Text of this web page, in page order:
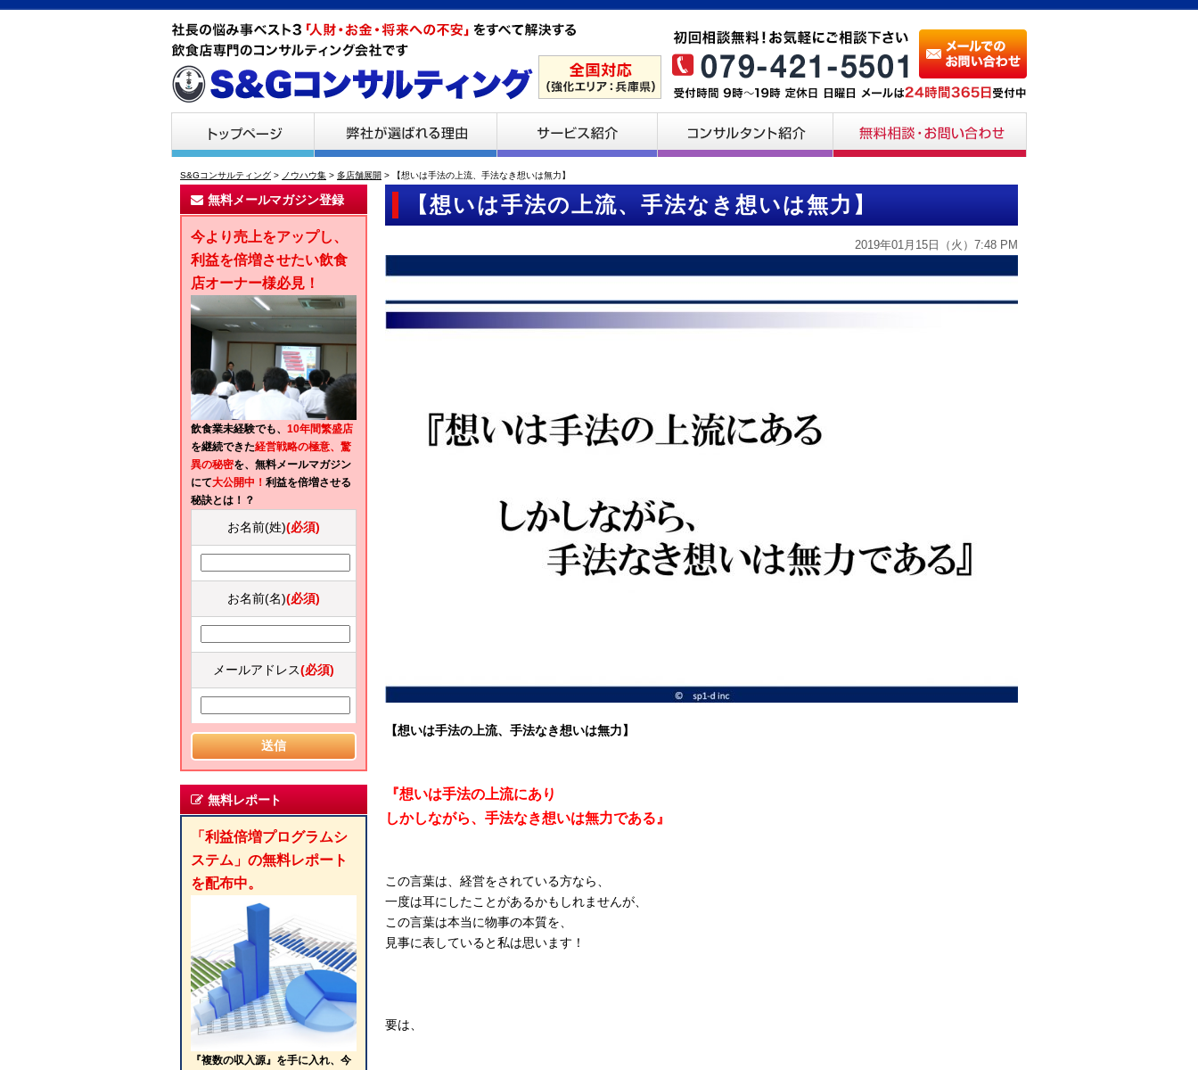
S&Gコンサルティング > ノウハウ集 > 多店舗展開 > 【想いは手法の上流、手法なき想いは無力】
【想いは手法の上流、手法なき想いは無力】
2019年01月15日（火）7:48 PM
【想いは手法の上流、手法なき想いは無力】
『想いは手法の上流にあり
しかしながら、手法なき想いは無力である』
この言葉は、経営をされている方なら、
一度は耳にしたことがあるかもしれませんが、
この言葉は本当に物事の本質を、
見事に表していると私は思います！
要は、
無料メールマガジン登録
今より売上をアップし、
利益を倍増させたい飲食
店オーナー様必見！
飲食業未経験でも、 10年間繁盛店
を継続できた経営戦略の極意、驚
異の秘密を、無料メールマガジン
にて大公開中！ 利益を倍増させる
秘訣とは！？
お名前(姓)(必須)
お名前(名)(必須)
メールアドレス(必須)
無料レポート
「利益倍増プログラムシ
ステム」の無料レポート
を配布中。
『複数の収入源』を手に入れ、今